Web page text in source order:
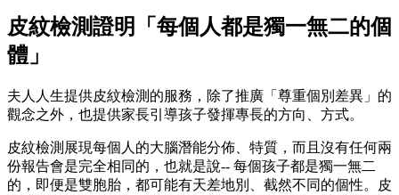
皮紋檢測證明「每個人都是獨一無二的個
體」
夫人人生提供皮紋檢測的服務，除了推廣「尊重個別差異」的
觀念之外，也提供家長引導孩子發揮專長的方向、方式。
皮紋檢測展現每個人的大腦潛能分佈、特質，而且沒有任何兩
份報告會是完全相同的，也就是說-- 每個孩子都是獨一無二
的，即便是雙胞胎，都可能有天差地別、截然不同的個性。皮